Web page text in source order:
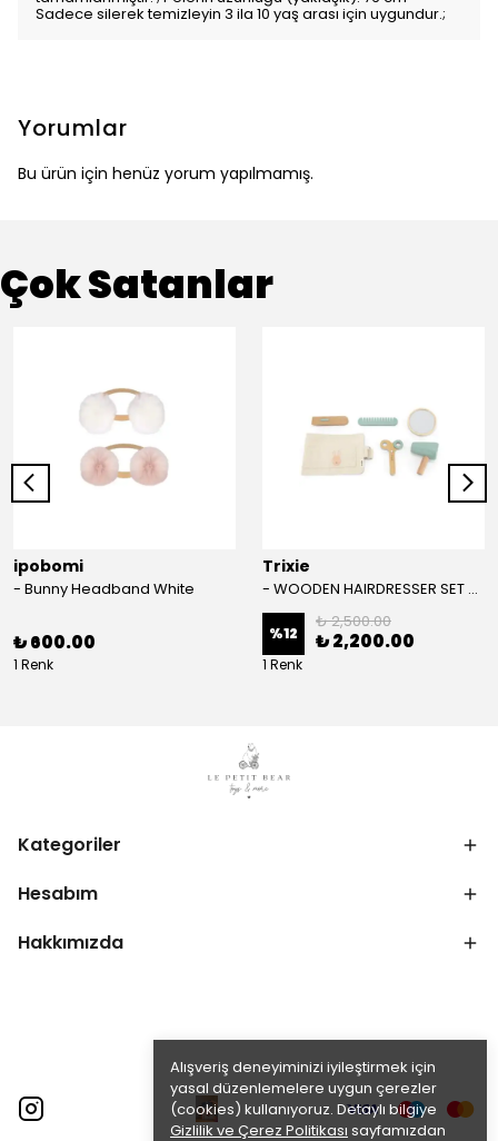
Alışveriş deneyiminizi iyileştirmek için
yasal düzenlemelere uygun çerezler
(cookies) kullanıyoruz. Detaylı bilgiye
Gizlilik ve Çerez Politikası sayfamızdan
Sadece silerek temizleyin 3 ila 10 yaş arası için uygundur.;
Yorumlar
Bu ürün için henüz yorum yapılmamış.
Çok Satanlar
ipobomi
- Bunny Headband White
₺ 600.00
1 Renk
Trixie
- WOODEN HAIRDRESSER SET - AHŞAP KUAFÖR SETİ
%12
₺ 2,500.00
₺ 2,200.00
1 Renk
Kategoriler
Hesabım
Hakkımızda